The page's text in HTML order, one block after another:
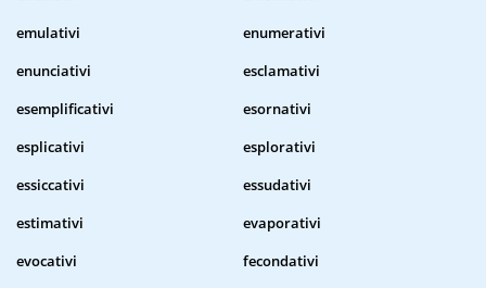
emulativi
enumerativi
enunciativi
esclamativi
esemplificativi
esornativi
esplicativi
esplorativi
essiccativi
essudativi
estimativi
evaporativi
evocativi
fecondativi